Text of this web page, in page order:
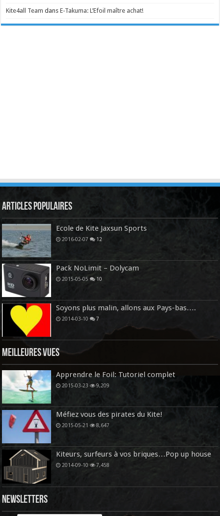
Kite4all Team dansE-Takuma: L’Efoil maître achat!
Articles Populaires
Ecole de Kite Jaxsun Sports
2016-02-07 12
Pack NoLimit – Dolycam
2015-05-05 10
Soyons plus malin, allons aux Pays-bas….
2014-03-10 7
Meilleures vues
Apprendre le Foil: Tutoriel complet
2015-03-23 9,209
Méfiez vous des pirates du Kite!
2015-05-21 8,647
Kiteurs, surfeurs à vos briques…Pop up house
2014-09-10 7,458
Newsletters